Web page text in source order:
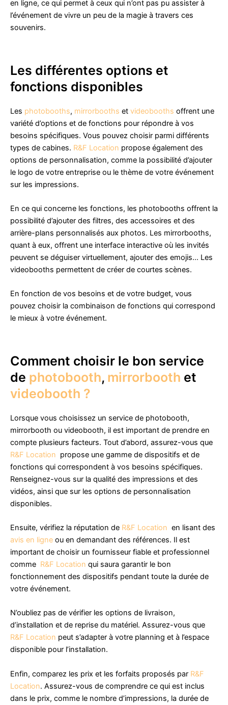
en ligne, ce qui permet à ceux qui n’ont pas pu assister à
l’événement de vivre un peu de la magie à travers ces
souvenirs.
Les différentes options et
fonctions disponibles
Les photobooths, mirrorbooths et videobooths offrent une
variété d’options et de fonctions pour répondre à vos
besoins spécifiques. Vous pouvez choisir parmi différents
types de cabines. R&F Location propose également des
options de personnalisation, comme la possibilité d’ajouter
le logo de votre entreprise ou le thème de votre événement
sur les impressions.
En ce qui concerne les fonctions, les photobooths offrent la
possibilité d’ajouter des filtres, des accessoires et des
arrière-plans personnalisés aux photos. Les mirrorbooths,
quant à eux, offrent une interface interactive où les invités
peuvent se déguiser virtuellement, ajouter des emojis… Les
videobooths permettent de créer de courtes scènes.
En fonction de vos besoins et de votre budget, vous
pouvez choisir la combinaison de fonctions qui correspond
le mieux à votre événement.
Comment choisir le bon service
de photobooth, mirrorbooth et
videobooth ?
Lorsque vous choisissez un service de photobooth,
mirrorbooth ou videobooth, il est important de prendre en
compte plusieurs facteurs. Tout d’abord, assurez-vous que
R&F Location propose une gamme de dispositifs et de
fonctions qui correspondent à vos besoins spécifiques.
Renseignez-vous sur la qualité des impressions et des
vidéos, ainsi que sur les options de personnalisation
disponibles.
Ensuite, vérifiez la réputation de R&F Location en lisant des
avis en ligne ou en demandant des références. Il est
important de choisir un fournisseur fiable et professionnel
comme R&F Location qui saura garantir le bon
fonctionnement des dispositifs pendant toute la durée de
votre événement.
N’oubliez pas de vérifier les options de livraison,
d’installation et de reprise du matériel. Assurez-vous que
R&F Location peut s’adapter à votre planning et à l’espace
disponible pour l’installation.
Enfin, comparez les prix et les forfaits proposés par R&F
Location. Assurez-vous de comprendre ce qui est inclus
dans le prix, comme le nombre d’impressions, la durée de